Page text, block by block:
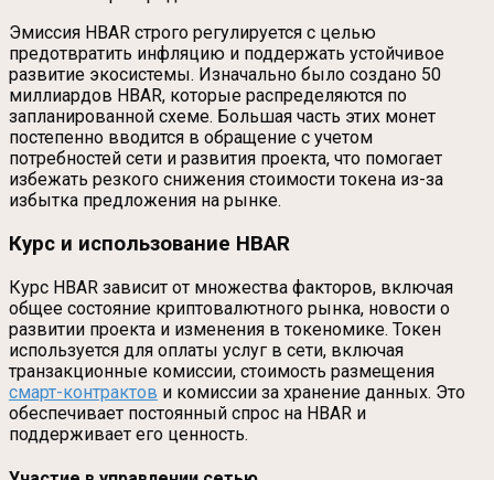
Эмиссия HBAR строго регулируется с целью
предотвратить инфляцию и поддержать устойчивое
развитие экосистемы. Изначально было создано 50
миллиардов HBAR, которые распределяются по
запланированной схеме. Большая часть этих монет
постепенно вводится в обращение с учетом
потребностей сети и развития проекта, что помогает
избежать резкого снижения стоимости токена из-за
избытка предложения на рынке.
Курс и использование HBAR
Курс HBAR зависит от множества факторов, включая
общее состояние криптовалютного рынка, новости о
развитии проекта и изменения в токеномике. Токен
используется для оплаты услуг в сети, включая
транзакционные комиссии, стоимость размещения
смарт-контрактов и комиссии за хранение данных. Это
обеспечивает постоянный спрос на HBAR и
поддерживает его ценность.